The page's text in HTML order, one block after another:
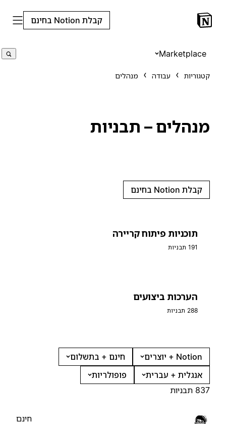
קבלת Notion בחינם
Marketplace
קטגוריות עבודה מנהלים
מנהלים – תבניות
קבלת Notion בחינם
תוכניות פיתוח קריירה
191 תבניות
הערכות ביצועים
288 תבניות
Notion + יוצרים
חינם + בתשלום
אנגלית + עברית
פופולריות
837 תבניות
חינם